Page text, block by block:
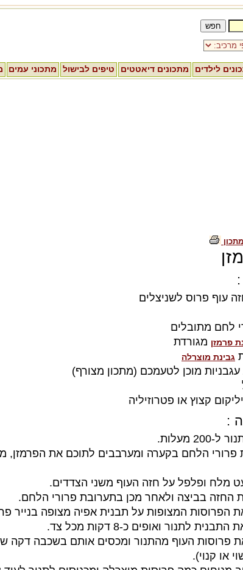
לילדים מתכונים דיאטטים טיפים לבישול מתכוני עמים
פרמזן מגורדת
גבינת מוצרלה
קצוץ או פטרוזיליה
:
מעלות.
פרורי הלחם בקערה ומערבבים לתוכם את הפרמזן,
מלח ופלפל על חזה העוף משני הצדדים.
החזה בביצה ולאחר מכן בתערובת פרורי הלחם.
הפרוסות המצופות על תבנית אפיה מצופה בנייר
לתנור ואופים כ-8 דקות מכל צד.
פרוסות העוף מהתנור ומכסים אותם בשכבה דקה
או קנוי).